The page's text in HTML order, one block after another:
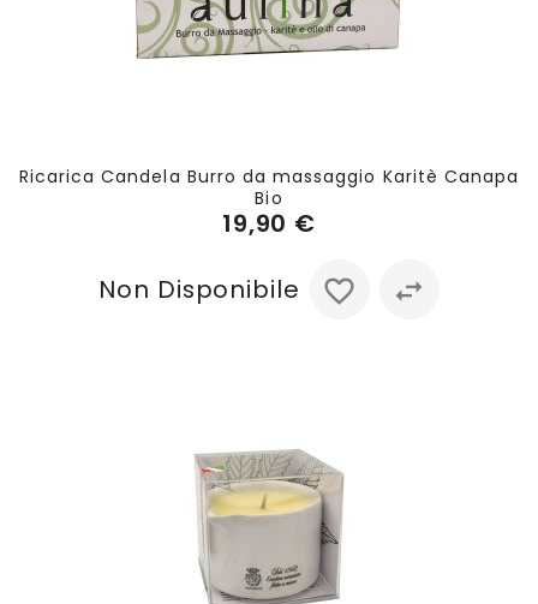
Ricarica Candela Burro da massaggio Karitè Canapa
Bio
19,90 €
Non Disponibile